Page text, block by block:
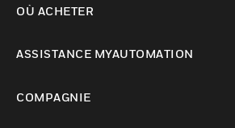
OÙ ACHETER
ASSISTANCE MYAUTOMATION
COMPAGNIE